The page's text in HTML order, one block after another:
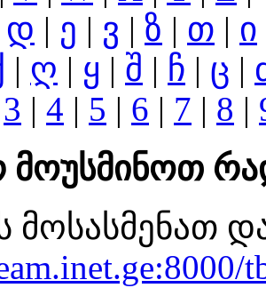
დ | ე | ვ | ზ | თ | ი
| ღ | ყ | შ | ჩ | ც |
3 | 4 | 5 | 6 | 7 | 8 |